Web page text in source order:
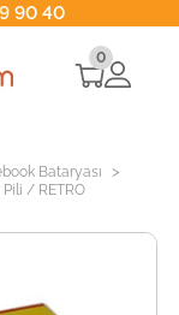
40
0
Bataryası >
/ RETRO